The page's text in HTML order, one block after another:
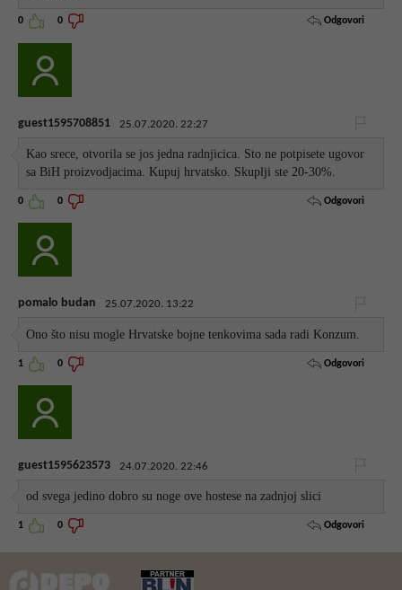
0 0 Odgovori
guest1595708851 25.07.2020. 22:27
Kao srece, otvorila se jos jedna radnjicica. Sto ne potpisete ugovor
sa BiH proizvodjacima. Kupuj hrvatsko. Skuplji ste 20-30%.
0 0 Odgovori
pomalo budan 25.07.2020. 13:22
Ono što nisu mogle Hrvatske bojne tenkovima sada radi Konzum.
1 0 Odgovori
guest1595623573 24.07.2020. 22:46
od svega jedino dobro su noge ove hostese na zadnjoj slici
1 0 Odgovori